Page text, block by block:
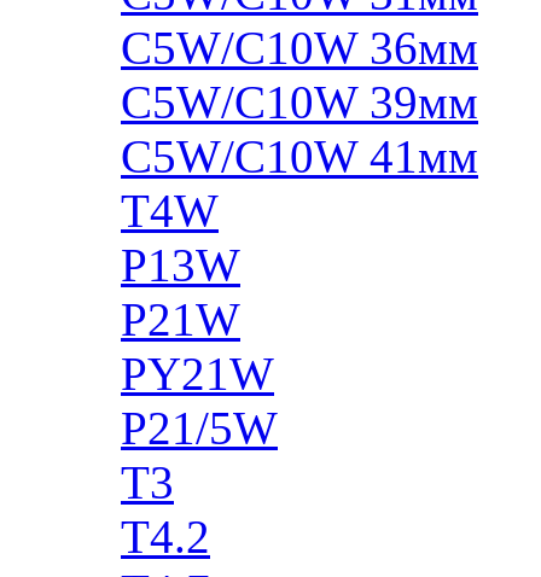
C5W/C10W 36мм
C5W/C10W 39мм
C5W/C10W 41мм
T4W
P13W
P21W
PY21W
P21/5W
T3
T4.2